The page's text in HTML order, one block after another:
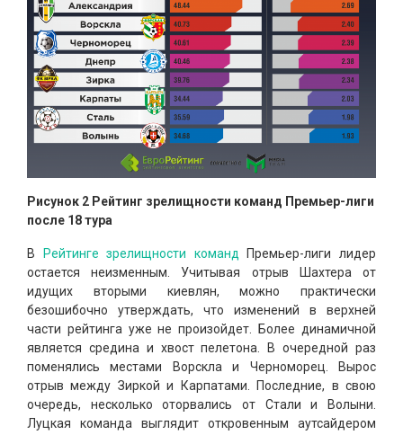
Рисунок 2 Рейтинг зрелищности команд Премьер-лиги
после 18 тура
В Рейтинге зрелищности команд Премьер-лиги лидер
остается неизменным. Учитывая отрыв Шахтера от
идущих вторыми киевлян, можно практически
безошибочно утверждать, что изменений в верхней
части рейтинга уже не произойдет. Более динамичной
является средина и хвост пелетона. В очередной раз
поменялись местами Ворскла и Черноморец. Вырос
отрыв между Зиркой и Карпатами. Последние, в свою
очередь, несколько оторвались от Стали и Волыни.
Луцкая команда выглядит откровенным аутсайдером